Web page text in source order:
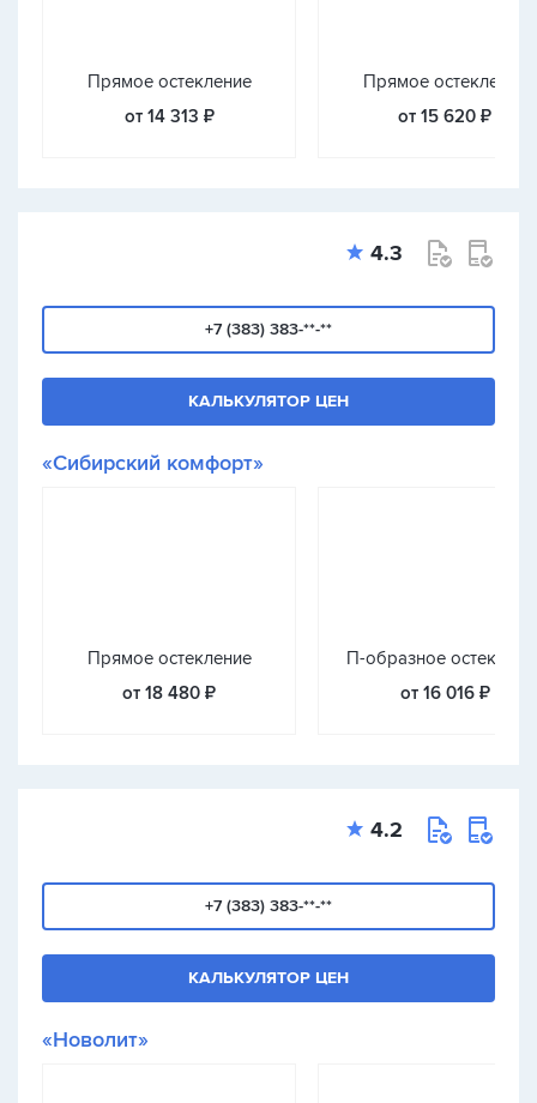
Прямое остекление
от 14 313 ₽
Прямое остекление
от 15 620 ₽
4.3
+7 (383) 383-**-**
КАЛЬКУЛЯТОР ЦЕН
«Сибирский комфорт»
Прямое остекление
от 18 480 ₽
П-образное
от 16 016 ₽
4.2
+7 (383) 383-**-**
КАЛЬКУЛЯТОР ЦЕН
«Новолит»